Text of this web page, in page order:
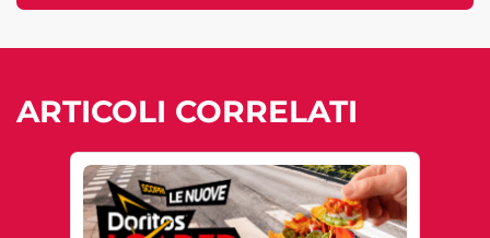
ARTICOLI CORRELATI